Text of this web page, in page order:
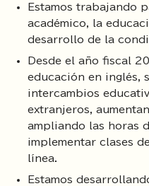
Estamos trabajando
académico, la
desarrollo de la
Desde el año fiscal
educación en inglés,
intercambios
extranjeros,
ampliando las horas
implementar clases
línea.
Estamos